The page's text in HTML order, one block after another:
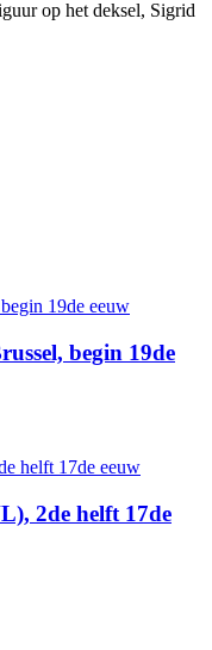
op het deksel, Sigrid
begin 19de
2de helft 17de